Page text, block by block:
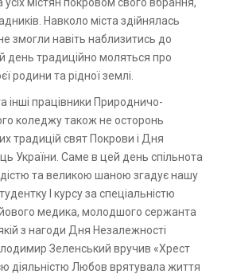
Навколо міста здійнялась
змогли навіть наблизитись до
день традиційно моляться про
родини та рідної землі.
інші працівники Природничо-
коледжу також не осторонь
традицій свят Покрови і Дня
України. Саме в цей день спільнота
та великою шаною згадує нашу
І курсу за спеціальністю
медика, молодшого сержанта
з нагоди Дня Незалежності
Зеленський вручив «Хрест
діяльністю Любов врятувала життя